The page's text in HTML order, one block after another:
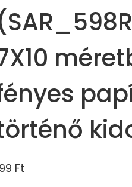
Ft